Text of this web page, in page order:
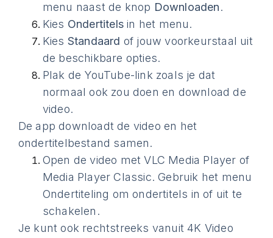
menu naast de knop Downloaden.
Kies Ondertitels in het menu.
Kies Standaard of jouw voorkeurstaal uit
de beschikbare opties.
Plak de YouTube-link zoals je dat
normaal ook zou doen en download de
video.
De app downloadt de video en het
ondertitelbestand samen.
Open de video met VLC Media Player of
Media Player Classic. Gebruik het menu
Ondertiteling om ondertitels in of uit te
schakelen.
Je kunt ook rechtstreeks vanuit 4K Video